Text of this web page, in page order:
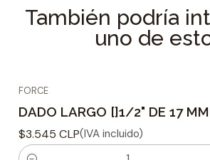
Especificaciones
Tipo de dado : Hexagonal
Peso : 275 grs.
También podría
uno de
FORCE
DADO LARGO []1/2" DE 17
$3.545 CLP(IVA incluido)